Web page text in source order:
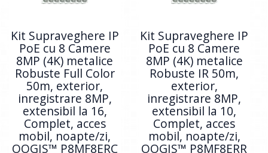
Kit Supraveghere IP
PoE cu 8 Camere
8MP (4K) metalice
Robuste Full Color
50m, exterior,
inregistrare 8MP,
extensibil la 16,
Complet, acces
mobil, noapte/zi,
OOGIS™ P8MF8ERC
Kit Supraveghere IP
PoE cu 8 Camere
8MP (4K) metalice
Robuste IR 50m,
exterior,
inregistrare 8MP,
extensibil la 10,
Complet, acces
mobil, noapte/zi,
OOGIS™ P8MF8ERR